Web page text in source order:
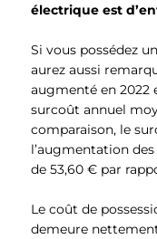
électrique est
Si vous possédez
aurez aussi
augmenté en 2022
surcoût annuel
comparaison, le
l’augmentation
de 53,60 € par
Le coût de
demeure